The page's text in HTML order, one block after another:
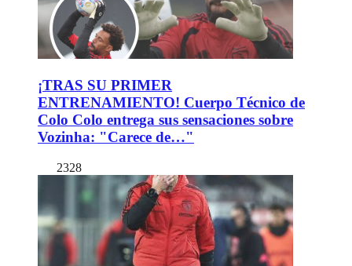
¡TRAS SU PRIMER
ENTRENAMIENTO! Cuerpo Técnico de
Colo Colo entrega sus sensaciones sobre
Vozinha: "Carece de…"
2328